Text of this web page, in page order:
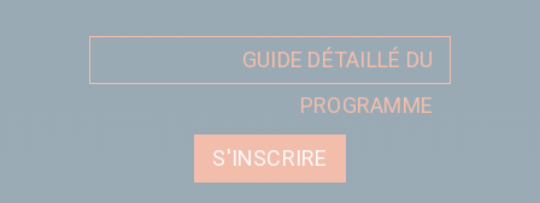
GUIDE DÉTAILLÉ DU
PROGRAMME
S'INSCRIRE